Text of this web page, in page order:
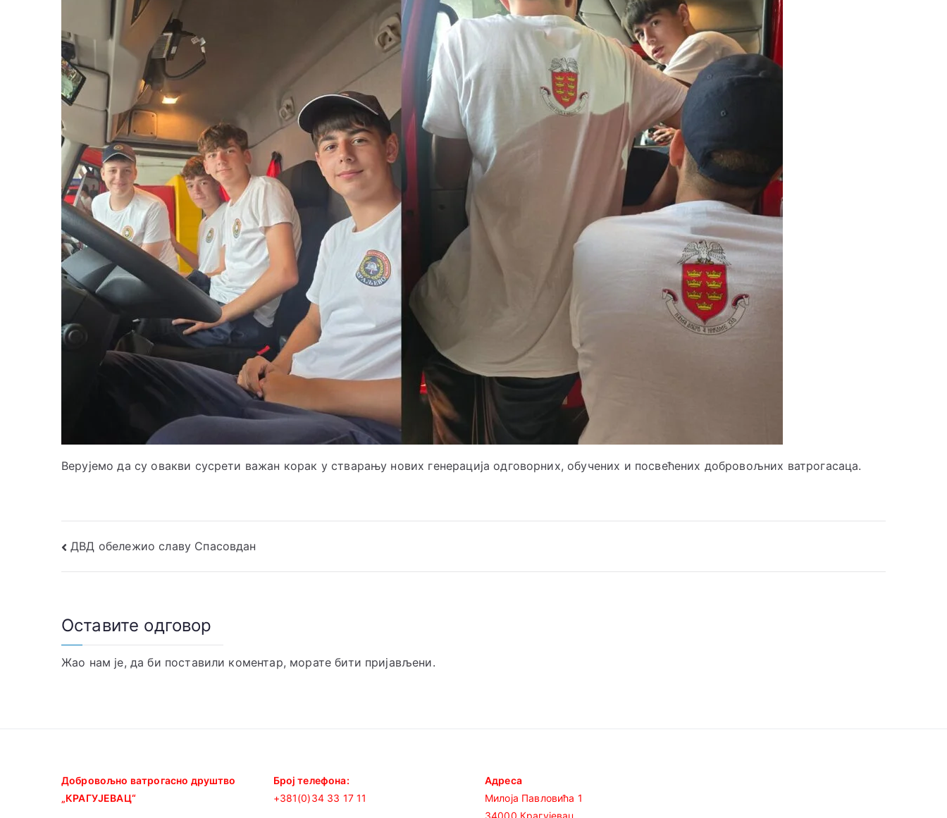
Верујемо да су овакви сусрети важан корак у стварању нових генерација одговорних, обучених и посвећених добровољних ватрогасаца.
Кретање
чланка
ДВД обележио славу Спасовдан
Оставите одговор
Жао нам је, да би поставили коментар, моратебити пријављени.
Добровољно ватрогасно друштво
„КРАГУЈEВАЦ“
Број телефона:
+381(0)34 33 17 11
Адреса
Милоја Павловића 1
34000 Крагујевац